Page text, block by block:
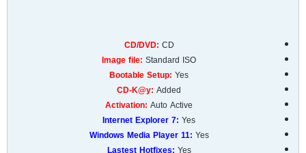
CD/DVD: CD
Image file: Standard ISO
Bootable Setup: Yes
CD-K@y: Added
Activation: Auto Active
Internet Explorer 7: Yes
Windows Media Player 11: Yes